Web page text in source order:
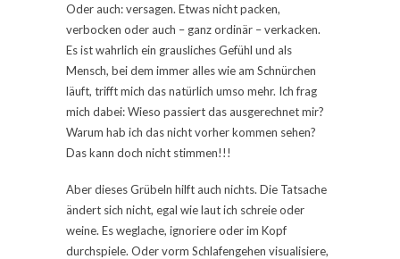
Oder auch: versagen. Etwas nicht packen,
verbocken oder auch – ganz ordinär – verkacken.
Es ist wahrlich ein grausliches Gefühl und als
Mensch, bei dem immer alles wie am Schnürchen
läuft, trifft mich das natürlich umso mehr. Ich frag
mich dabei: Wieso passiert das ausgerechnet mir?
Warum hab ich das nicht vorher kommen sehen?
Das kann doch nicht stimmen!!!
Aber dieses Grübeln hilft auch nichts. Die Tatsache
ändert sich nicht, egal wie laut ich schreie oder
weine. Es weglache, ignoriere oder im Kopf
durchspiele. Oder vorm Schlafengehen visualisiere,